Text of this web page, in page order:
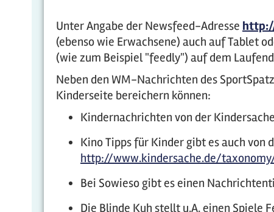
Unter Angabe der Newsfeed-Adresse
(ebenso wie Erwachsene) auch auf Tablet
(wie zum Beispiel "feedly") auf dem
Neben den WM-Nachrichten des
Kinderseite bereichern können:
Kindernachrichten von der
Kino Tipps für Kinder gibt es auch von
http://www.kindersache.de/
Bei Sowieso gibt es einen
Die Blinde Kuh stellt u.A. einen Spiele